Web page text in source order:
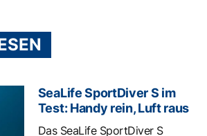
SeaLife SportDiver S im
Test: Handy rein, Luft raus
Das SeaLife SportDiver S